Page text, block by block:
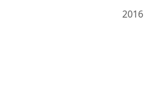
2016